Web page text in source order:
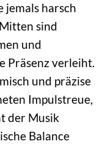
jemals harsch
sind
und
Präsenz verleiht.
und präzise
Impulstreue,
der Musik
Balance